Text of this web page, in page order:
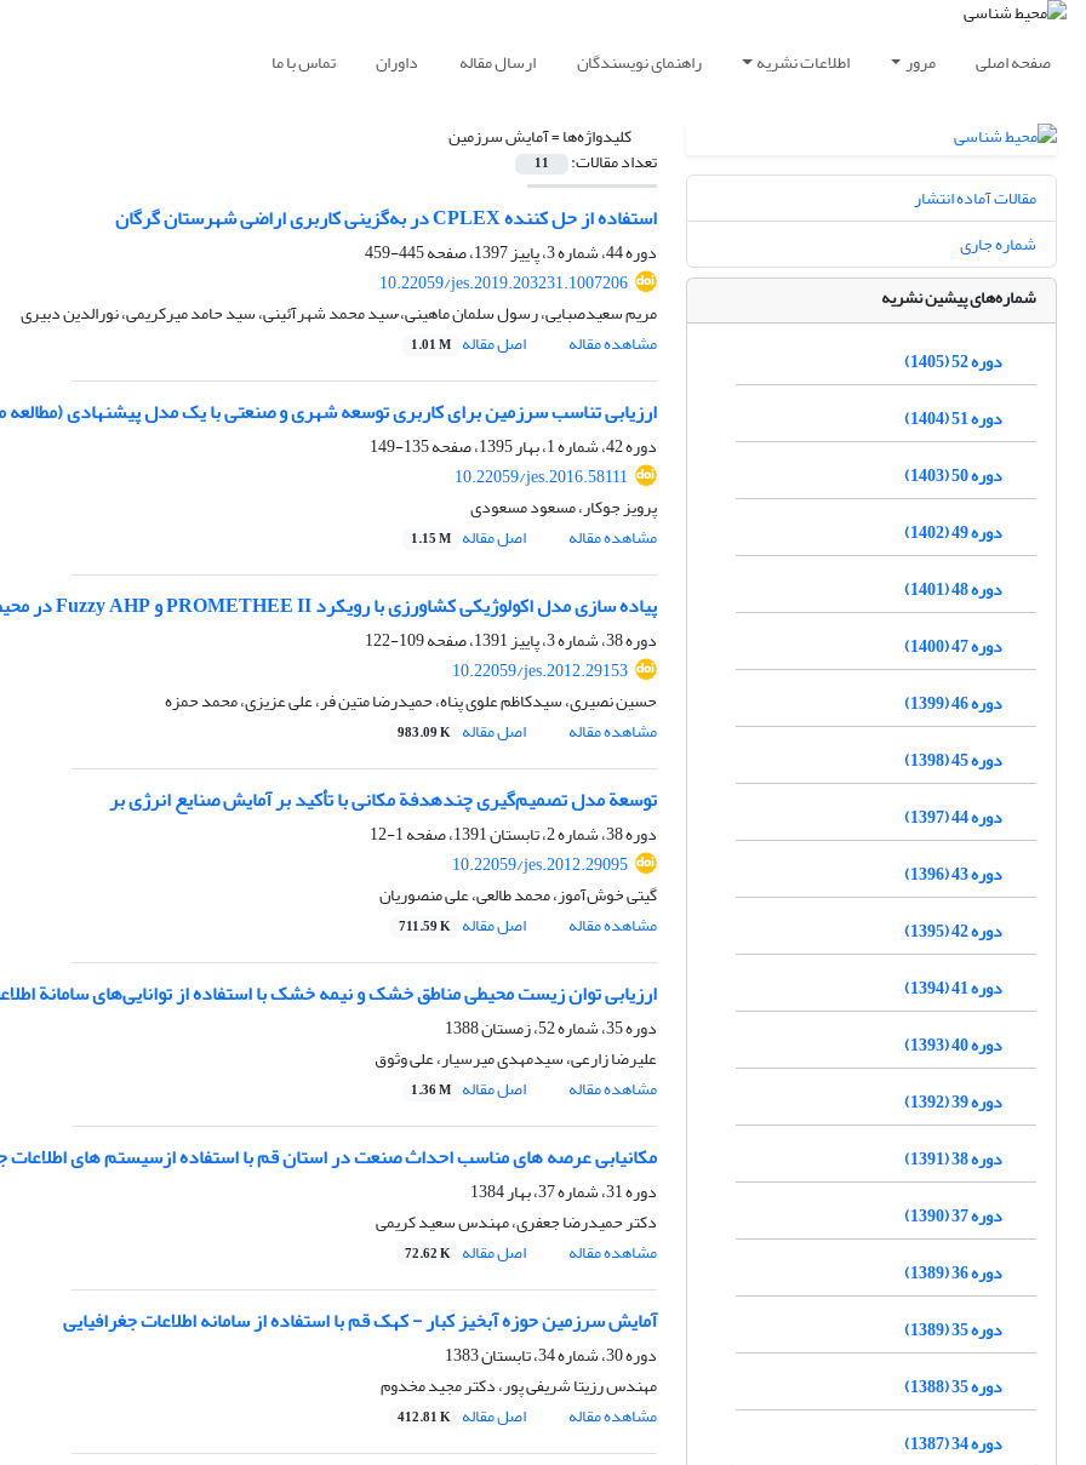
صفحه اصلی مرور اطلاعات نشریه راهنمای نویسندگان ارسال مقاله داوران تماس با ما
کلیدواژه‌ها =آمایش سرزمین
تعداد مقالات: 11
استفاده از حل کننده CPLEX در به‌گزینی کاربری اراضی شهرستان گرگان
دوره 44، شماره 3، پاییز 1397، صفحه
445-459
10.22059/jes.2019.203231.1007206
مریم سعیدصبایی، رسول سلمان ماهینی، ُسید محمد شهرآئینی، سید حامد میرکریمی، نورالدین دبیری
مشاهده مقاله
اصل مقاله 1.01 M
ارزیابی تناسب سرزمین برای کاربری توسعه شهری و صنعتی با یک مدل پیشنهادی
دوره 42، شماره 1، بهار 1395، صفحه
135-149
10.22059/jes.2016.58111
پرویز جوکار، مسعود مسعودی
مشاهده مقاله
اصل مقاله 1.15 M
پیاده سازی مدل اکولوژیکی کشاورزی با رویکرد PROMETHEE II و Fuzzy AHP در محیط GIS (مطالعه موردی: شهرستان مرودشت)
دوره 38، شماره 3، پاییز 1391، صفحه
109-122
10.22059/jes.2012.29153
حسین نصیری، سیدکاظم علوی پناه، حمیدرضا متین فر، علی عزیزی، محمد حمزه
مشاهده مقاله
اصل مقاله 983.09 K
توسعة مدل تصمیم‌گیری چندهدفة مکانی با تأکید بر آمایش صنایع انرژی بر
دوره 38، شماره 2، تابستان 1391، صفحه
1-12
10.22059/jes.2012.29095
گیتی خوش‌آموز، محمد طالعی، علی منصوریان
مشاهده مقاله
اصل مقاله 711.59 K
ارزیابی توان زیست محیطی مناطق خشک و نیمه خشک با استفاده از توانایی‌‌های سامانة
دوره 35، شماره 52، زمستان 1388
علیرضا زارعی، سید‌مهدی میر‌سیار، علی وثوق
مشاهده مقاله
اصل مقاله 1.36 M
مکانیابی عرصه های مناسب احداث صنعت در استان قم با استفاده ازسیستم های اطلاعات
دوره 31، شماره 37، بهار 1384
دکتر حمیدرضا جعفری، مهندس سعید کریمی
مشاهده مقاله
اصل مقاله 72.62 K
آمایش سرزمین حوزه آبخیز کبار - کهک قم با استفاده از سامانه اطلاعات جغرافیایی
دوره 30، شماره 34، تابستان 1383
مهندس رزیتا شریفی پور، دکتر مجید مخدوم
مشاهده مقاله
اصل مقاله 412.81 K
مقالات آماده انتشار
شماره جاری
شماره‌های پیشین نشریه
دوره 52 (1405)
دوره 51 (1404)
دوره 50 (1403)
دوره 49 (1402)
دوره 48 (1401)
دوره 47 (1400)
دوره 46 (1399)
دوره 45 (1398)
دوره 44 (1397)
دوره 43 (1396)
دوره 42 (1395)
دوره 41 (1394)
دوره 40 (1393)
دوره 39 (1392)
دوره 38 (1391)
دوره 37 (1390)
دوره 36 (1389)
دوره 35 (1389)
دوره 35 (1388)
دوره 34 (1387)